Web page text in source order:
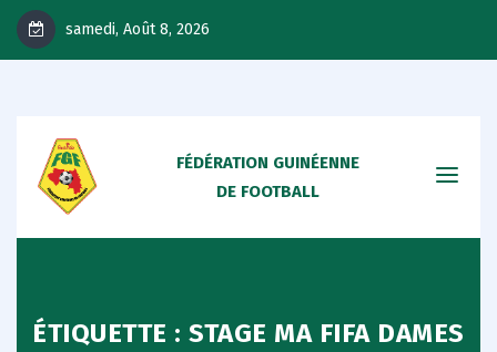
samedi, Août 8, 2026
FÉDÉRATION GUINÉENNE
DE FOOTBALL
ÉTIQUETTE :STAGE MA FIFA DAMES